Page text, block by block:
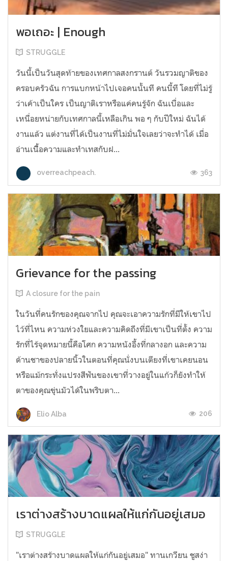
พอเถอะ | Enough
STRUGGLE
วันนี้เป็นวันสุดท้ายของเทศกาลสงกรานต์ วันรวมญาติของ
ครอบครัวฉัน การแบกหน้าไปเจอคนนั้นที คนนี้ที โดยที่ไม่รู้
ว่าเค้าเป็นใคร เป็นญาติเราหรือแค่คนรู้จัก ฉันเบื่อและ
เหนื่อยหน่ายกับเทศกาลนี้เหลือเกิน พอ ๆ กับปีใหม่ ฉันได้
งานแล้ว แต่งานที่ได้เป็นงานที่ไม่มั่นใจเลยว่าจะทำได้ เมื่อ
อ่านเนื้ิอความและทำเทสกับฝ...
overreachpeach. 363
Grievance for the passing
A closure for the pain
ในวันที่คนรักของคุณจากไป คุณจะเอาความรักที่มีให้เขาไป
ไว้ที่ไหน ความห่วงใยและความคิดถึงที่มีเขาเป็นที่ตั้ง ความ
รักที่ไร้จุดหมายนี้คือโศก ความหนังอึ้งที่กลางอก และความ
ด้านชาของปลายนิ้วในตอนที่คุณนั่งบนเตียงที่เขาเคยนอน
หรือแม้กระทั่งแปรงสีฟันของเขาที่วางอยู่ในแก้วก็ยังทำให้
ตาของคุณขุ่นมัวได้ในพริบตา...
Elio Alba 206
เราต่างสร้างบาดแผลให้แก่กันอยู่เสมอ
STRUGGLE
"เราต่างสร้างบาดแผลให้แก่กันอยู่เสมอ" ทานเกวียน ชูสง่า